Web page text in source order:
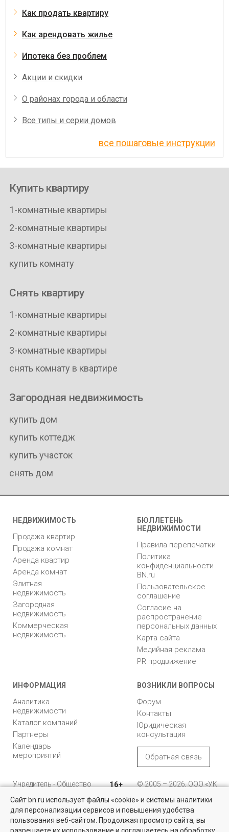
Найти квартиру - это просто!
Выбирайте среди 14 тысяч проверенных вариантов на вторичом
Как продать квартиру
Как арендовать жилье
Ипотека без проблем
Акции и скидки
О районах города и области
Все типы и серии домов
все пошаговые инструкции
Купить квартиру
1-комнатные квартиры
2-комнатные квартиры
3-комнатные квартиры
купить комнату
Снять квартиру
1-комнатные квартиры
2-комнатные квартиры
3-комнатные квартиры
снять комнату в квартире
Загородная недвижимость
купить дом
купить коттедж
купить участок
снять дом
НЕДВИЖИМОСТЬ
Продажа квартир
Продажа комнат
Аренда квартир
Аренда комнат
Элитная
недвижимость
Загородная
недвижимость
Коммерческая
недвижимость
БЮЛЛЕТЕНЬ
НЕДВИЖИМОСТИ
Правила перепечатки
Политика
конфиденциальности
BN.ru
Пользовательское
соглашение
Согласие на
распространение
персональных данных
Карта сайта
Медийная реклама
PR продвижение
ИНФОРМАЦИЯ
Аналитика
недвижимости
Каталог компаний
Партнеры
Календарь
мероприятий
ВОЗНИКЛИ ВОПРОСЫ
Форум
Контакты
Юридическая
консультация
Обратная связь
Учредитель - Общество
ответственностью
"Управляющая
компания "Бюллетень
недвижимости"
16+
© 2005 – 2026, ООО «УК
196105, Санкт-
Петербург, пр. Юрия
Гагарина, 1
Сайт bn.ru использует файлы «cookie» и системы аналитики
для персонализации сервисов и повышения удобства
пользования веб-сайтом. Продолжая просмотр сайта, вы